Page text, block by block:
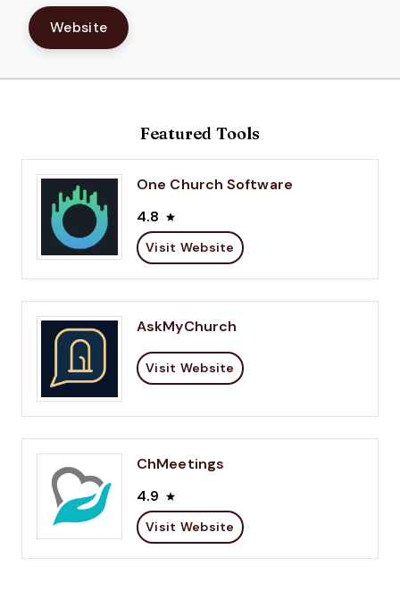
Website
Featured Tools
One Church Software
4.8
Visit Website
AskMyChurch
Visit Website
ChMeetings
4.9
Visit Website